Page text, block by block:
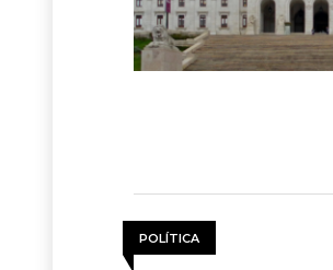
POLÍTICA